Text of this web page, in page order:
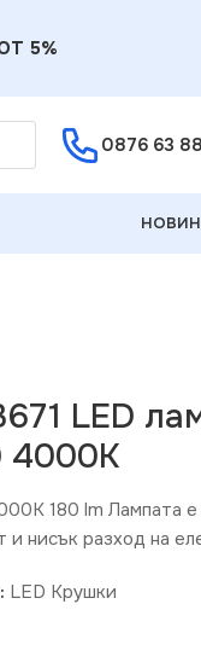
5%
0876 63
LED
4000K
180 lm Лампата
и нисък разход на
LED Крушки